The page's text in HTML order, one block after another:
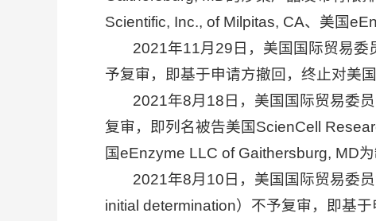
Scientific, Inc., of Milpitas, CA、美国
2021年11月29日，美国国际贸易委
予复审，即基于申请方撤回，终止对美
2021年8月18日，美国国际贸易委员
复审，即列名被告美国ScienCell
国eEnzyme LLC of Gaithersburg, MD为
2021年8月10日，美国国际贸易委员
initial determination）不予复审，即基